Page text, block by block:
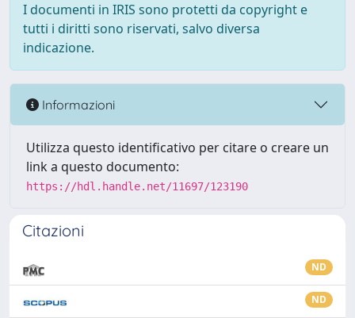
I documenti in IRIS sono protetti da copyright e
tutti i diritti sono riservati, salvo diversa
indicazione.
Informazioni
Utilizza questo identificativo per citare o creare un
link a questo documento:
https://hdl.handle.net/11697/123190
Citazioni
ND
ND